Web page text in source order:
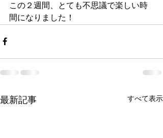
この２週間、とても不思議で楽しい時
間になりました！
最新記事 すべて表示